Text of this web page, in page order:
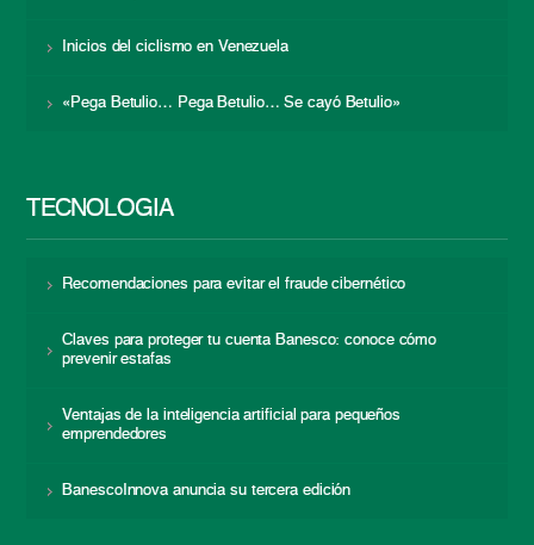
Inicios del ciclismo en Venezuela
«Pega Betulio… Pega Betulio… Se cayó Betulio»
TECNOLOGÍA
Recomendaciones para evitar el fraude cibernético
Claves para proteger tu cuenta Banesco: conoce cómo
prevenir estafas
Ventajas de la inteligencia artificial para pequeños
emprendedores
BanescoInnova anuncia su tercera edición